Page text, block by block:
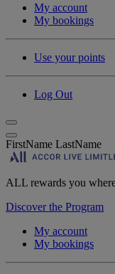
My account
My bookings
Use your points
Log Out
FirstName LastName
ALL rewards you
Discover the Program
My account
My bookings